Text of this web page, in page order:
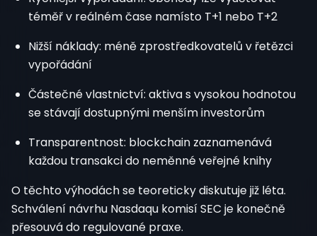
téměř v reálném čase namísto T+1 nebo T+2
Nižší náklady: méně zprostředkovatelů v řetězci
vypořádání
Částečné vlastnictví: aktiva s vysokou hodnotou
se stávají dostupnými menším investorům
Transparentnost: blockchain zaznamenává
každou transakci do neměnné veřejné knihy
O těchto výhodách se teoreticky diskutuje již léta.
Schválení návrhu Nasdaqu komisí SEC je konečně
přesouvá do regulované praxe.